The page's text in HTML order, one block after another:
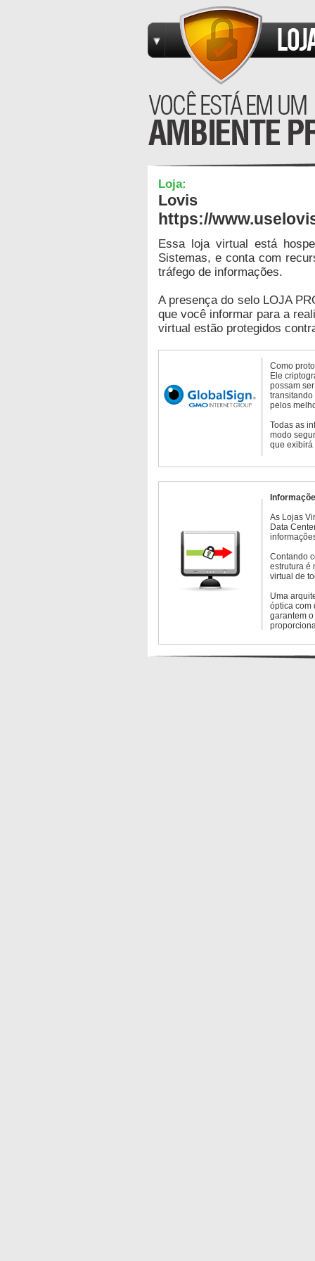
Loja:
Lovis
https://
Essa loja virtual está
Sistemas, e conta com
tráfego de informações.
A presença do selo LOJA
que você informar para a
virtual estão protegidos
Como
Ele
possam
transitando
pelos
Todas as
modo
que exibirá
As Lojas
Data
Contando
estrutura é
virtual de
Uma
óptica com
garantem